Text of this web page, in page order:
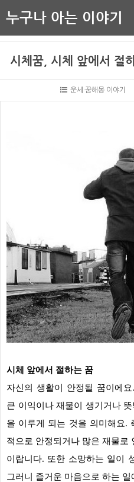
누구나 아는 이야기
시체꿈, 시체 앞에서 절
운세·꿈해몽 이야기
시체 앞에서 절하는 꿈
자신의 생활이 안정될 꿈이에
큰 이익이나 재물이 생기거나
을 이루게 되는 것을 의미해요.
적으로 안정되거나 많은 재물로
이랍니다. 또한 소망하는 일이
그러니 즐거운 마음으로 하는